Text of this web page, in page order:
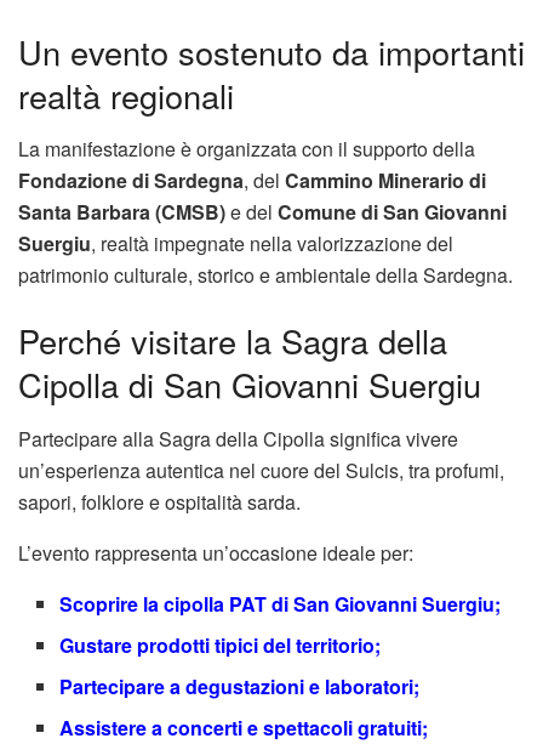
Un evento sostenuto da importanti
realtà regionali
La manifestazione è organizzata con il supporto della
Fondazione di Sardegna, del Cammino Minerario di
Santa Barbara (CMSB)e del Comune di San Giovanni
Suergiu, realtà impegnate nella valorizzazione del
patrimonio culturale, storico e ambientale della Sardegna.
Perché visitare la Sagra della
Cipolla di San Giovanni Suergiu
Partecipare alla Sagra della Cipolla significa vivere
un’esperienza autentica nel cuore del Sulcis, tra profumi,
sapori, folklore e ospitalità sarda.
L’evento rappresenta un’occasione ideale per:
Scoprire la cipolla PAT di San Giovanni Suergiu;
Gustare prodotti tipici del territorio;
Partecipare a degustazioni e laboratori;
Assistere a concerti e spettacoli gratuiti;